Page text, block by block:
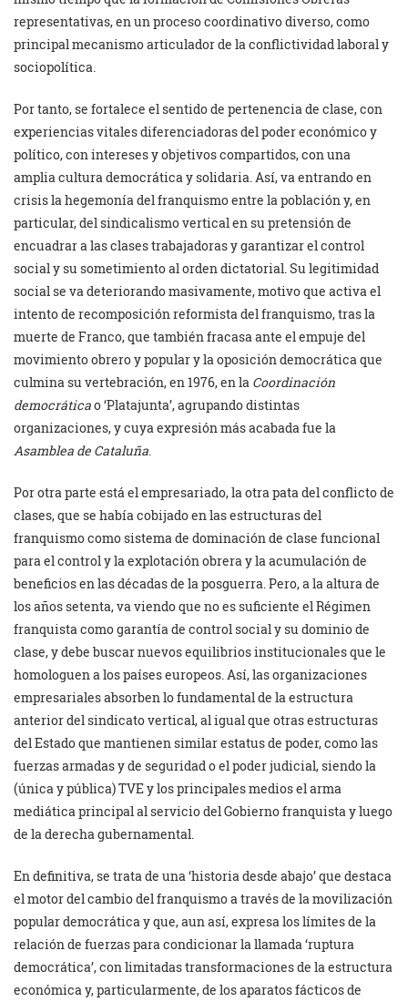
representativas, en un proceso coordinativo diverso, como
principal mecanismo articulador de la conflictividad laboral y
sociopolítica.
Por tanto, se fortalece el sentido de pertenencia de clase, con
experiencias vitales diferenciadoras del poder económico y
político, con intereses y objetivos compartidos, con una
amplia cultura democrática y solidaria. Así, va entrando en
crisis la hegemonía del franquismo entre la población y, en
particular, del sindicalismo vertical en su pretensión de
encuadrar a las clases trabajadoras y garantizar el control
social y su sometimiento al orden dictatorial. Su legitimidad
social se va deteriorando masivamente, motivo que activa el
intento de recomposición reformista del franquismo, tras la
muerte de Franco, que también fracasa ante el empuje del
movimiento obrero y popular y la oposición democrática que
culmina su vertebración, en 1976, en la Coordinación
democráticao ‘Platajunta’, agrupando distintas
organizaciones, y cuya expresión más acabada fue la
Asamblea de Cataluña
Por otra parte está el empresariado, la otra pata del conflicto de
clases, que se había cobijado en las estructuras del
franquismo como sistema de dominación de clase funcional
para el control y la explotación obrera y la acumulación de
beneficios en las décadas de la posguerra. Pero, a la altura de
los años setenta, va viendo que no es suficiente el Régimen
franquista como garantía de control social y su dominio de
clase, y debe buscar nuevos equilibrios institucionales que le
homologuen a los países europeos. Así, las organizaciones
empresariales absorben lo fundamental de la estructura
anterior del sindicato vertical, al igual que otras estructuras
del Estado que mantienen similar estatus de poder, como las
fuerzas armadas y de seguridad o el poder judicial, siendo la
(única y pública) TVE y los principales medios el arma
mediática principal al servicio del Gobierno franquista y luego
de la derecha gubernamental.
En definitiva, se trata de una ‘historia desde abajo’ que destaca
el motor del cambio del franquismo a través de la movilización
popular democrática y que, aun así, expresa los límites de la
relación de fuerzas para condicionar la llamada ‘ruptura
democrática’, con limitadas transformaciones de la estructura
económica y, particularmente, de los aparatos fácticos de